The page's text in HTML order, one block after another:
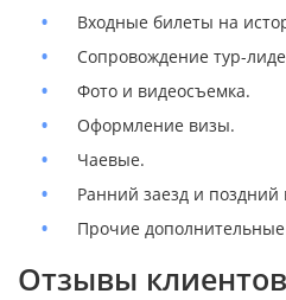
Входные билеты на
Сопровождение тур-
Фото и видеосъемка.
Оформление визы.
Чаевые.
Ранний заезд и поздний
Прочие
Отзывы клиентов